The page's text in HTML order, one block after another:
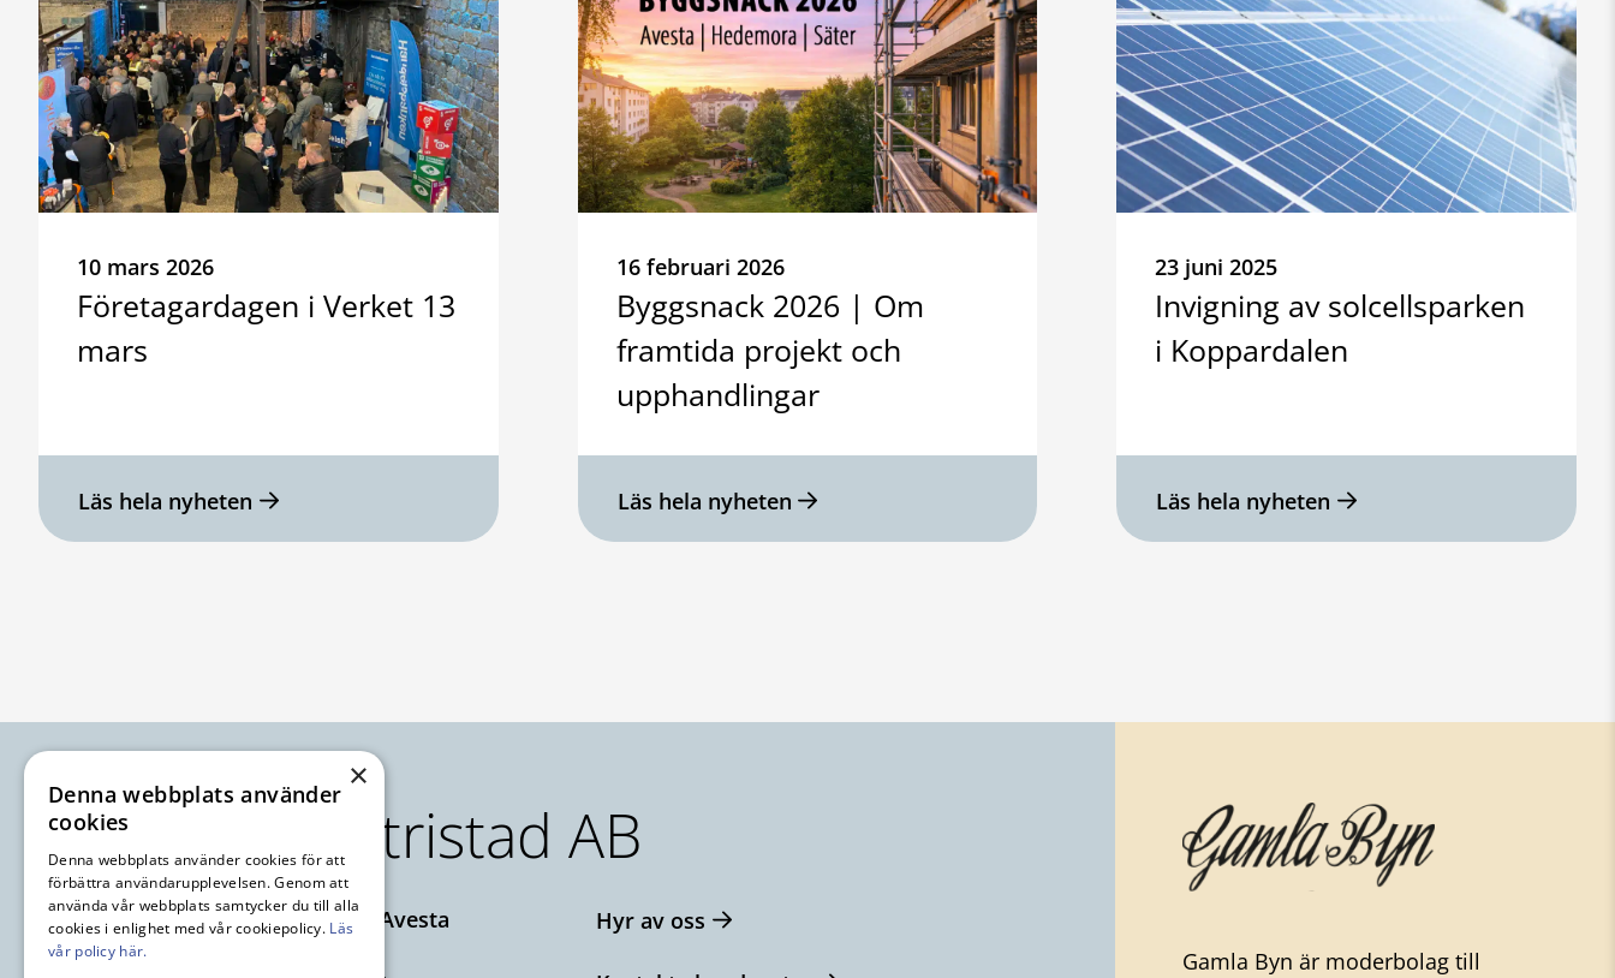
10 mars 2026
Företagardagen i Verket 13
mars
Läs hela nyheten
16 februari 2026
Byggsnack 2026 | Om
framtida projekt och
upphandlingar
Läs hela nyheten
23 juni 2025
Invigning av solcellsparken
i Koppardalen
Läs hela nyheten
Sidfot
Avesta Industristad AB
Axel Johnsons väg 73, 774 34 Avesta
0226-64 57 00
Hyr av oss
Gamla Byn är moderbolag till
×
Denna webbplats använder
cookies
Denna webbplats använder cookies för att
förbättra användarupplevelsen. Genom att
använda vår webbplats samtycker du till alla
cookies i enlighet med vår cookiepolicy. Läs
vår policy här.